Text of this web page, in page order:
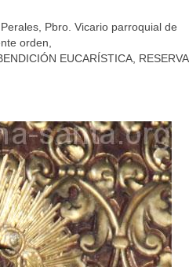
Pbro. Vicario parroquial de
orden,
EUCARÍSTICA, RESERVA